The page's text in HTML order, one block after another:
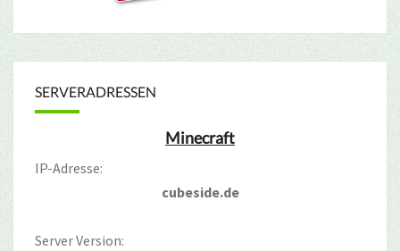
SERVERADRESSEN
Minecraft
IP-Adresse:
cubeside.de
Server Version: